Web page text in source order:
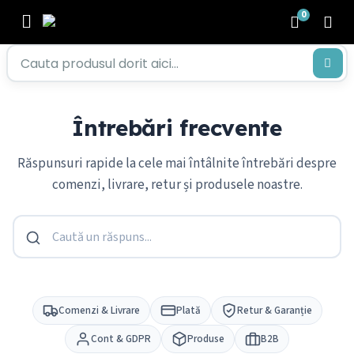
0
Întrebări frecvente
Răspunsuri rapide la cele mai întâlnite întrebări despre
comenzi, livrare, retur și produsele noastre.
Comenzi & Livrare Plată
Retur & Garanție
Cont & GDPR
Produse B2B